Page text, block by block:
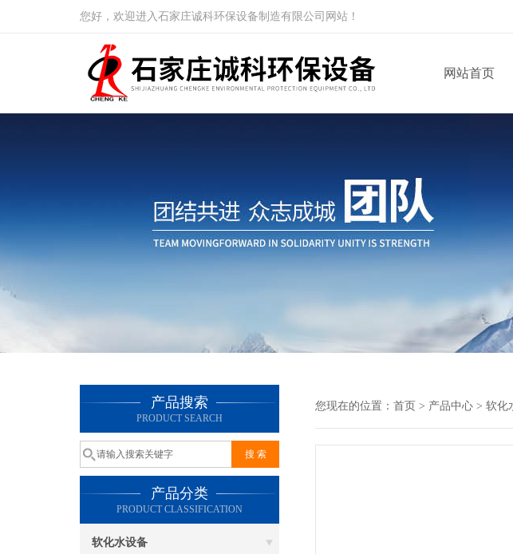
您好，欢迎进入石家庄诚科环保设备制造有限公司网站！
网站首页
产品搜索
PRODUCT SEARCH
产品分类
PRODUCT CLASSIFICATION
软化水设备
您现在的位置： 首页 > 产品中心 > 软化